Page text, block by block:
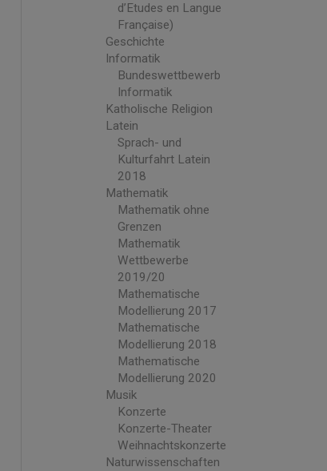
d’Etudes en Langue
Française)
Geschichte
Informatik
Bundeswettbewerb
Informatik
Katholische Religion
Latein
Sprach- und
Kulturfahrt Latein
2018
Mathematik
Mathematik ohne
Grenzen
Mathematik
Wettbewerbe
2019/20
Mathematische
Modellierung 2017
Mathematische
Modellierung 2018
Mathematische
Modellierung 2020
Musik
Konzerte
Konzerte-Theater
Weihnachtskonzerte
Naturwissenschaften